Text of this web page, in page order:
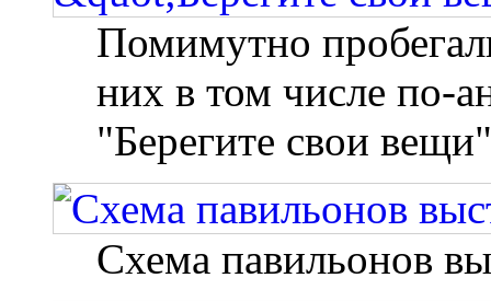
Помимутно
них в том числе по-
"Берегите свои вещи"
Схема павильонов